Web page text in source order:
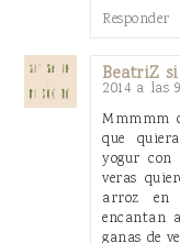
Responder
BeatriZ
2014 a las
Mmmmm
que
yogur
veras
arroz en
encantan
ganas de